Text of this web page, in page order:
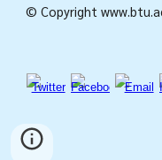
© Copyright www.